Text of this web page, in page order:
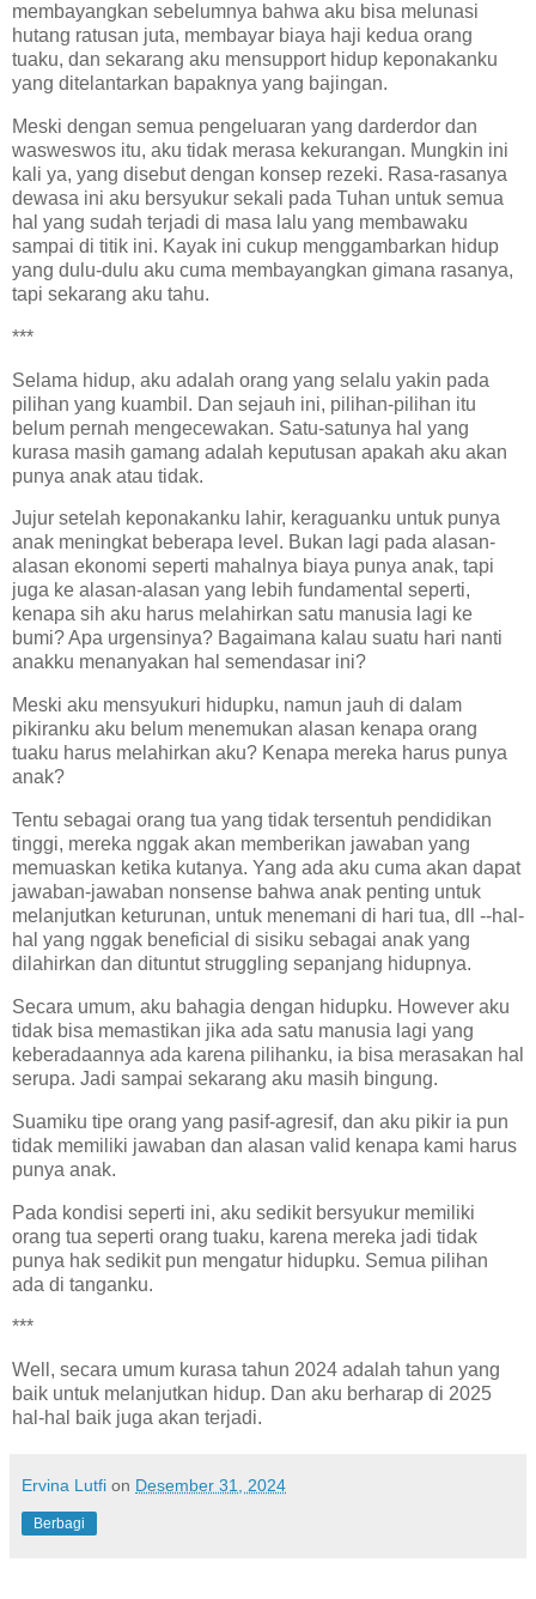
membayangkan sebelumnya bahwa aku bisa melunasi
hutang ratusan juta, membayar biaya haji kedua orang
tuaku, dan sekarang aku mensupport hidup keponakanku
yang ditelantarkan bapaknya yang bajingan.
Meski dengan semua pengeluaran yang darderdor dan
wasweswos itu, aku tidak merasa kekurangan. Mungkin ini
kali ya, yang disebut dengan konsep rezeki. Rasa-rasanya
dewasa ini aku bersyukur sekali pada Tuhan untuk semua
hal yang sudah terjadi di masa lalu yang membawaku
sampai di titik ini. Kayak ini cukup menggambarkan hidup
yang dulu-dulu aku cuma membayangkan gimana rasanya,
tapi sekarang aku tahu.
***
Selama hidup, aku adalah orang yang selalu yakin pada
pilihan yang kuambil. Dan sejauh ini, pilihan-pilihan itu
belum pernah mengecewakan. Satu-satunya hal yang
kurasa masih gamang adalah keputusan apakah aku akan
punya anak atau tidak.
Jujur setelah keponakanku lahir, keraguanku untuk punya
anak meningkat beberapa level. Bukan lagi pada alasan-
alasan ekonomi seperti mahalnya biaya punya anak, tapi
juga ke alasan-alasan yang lebih fundamental seperti,
kenapa sih aku harus melahirkan satu manusia lagi ke
bumi? Apa urgensinya? Bagaimana kalau suatu hari nanti
anakku menanyakan hal semendasar ini?
Meski aku mensyukuri hidupku, namun jauh di dalam
pikiranku aku belum menemukan alasan kenapa orang
tuaku harus melahirkan aku? Kenapa mereka harus punya
anak?
Tentu sebagai orang tua yang tidak tersentuh pendidikan
tinggi, mereka nggak akan memberikan jawaban yang
memuaskan ketika kutanya. Yang ada aku cuma akan dapat
jawaban-jawaban nonsense bahwa anak penting untuk
melanjutkan keturunan, untuk menemani di hari tua, dll --hal-
hal yang nggak beneficial di sisiku sebagai anak yang
dilahirkan dan dituntut struggling sepanjang hidupnya.
Secara umum, aku bahagia dengan hidupku. However aku
tidak bisa memastikan jika ada satu manusia lagi yang
keberadaannya ada karena pilihanku, ia bisa merasakan hal
serupa. Jadi sampai sekarang aku masih bingung.
Suamiku tipe orang yang pasif-agresif, dan aku pikir ia pun
tidak memiliki jawaban dan alasan valid kenapa kami harus
punya anak.
Pada kondisi seperti ini, aku sedikit bersyukur memiliki
orang tua seperti orang tuaku, karena mereka jadi tidak
punya hak sedikit pun mengatur hidupku. Semua pilihan
ada di tanganku.
***
Well, secara umum kurasa tahun 2024 adalah tahun yang
baik untuk melanjutkan hidup. Dan aku berharap di 2025
hal-hal baik juga akan terjadi.
Ervina Lutfi on Desember 31, 2024
Berbagi